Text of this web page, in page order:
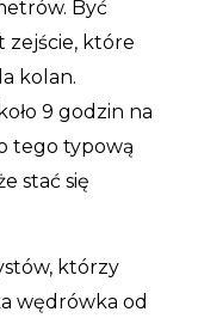
Być
zejście, które
kolan.
9 godzin na
tego typową
stać się
którzy
wędrówka od